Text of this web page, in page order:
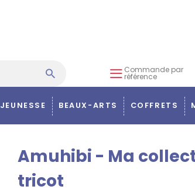
Commande par
référence
JEUNESSE BEAUX-ARTS COFFRETS
Amuhibi - Ma
tricot